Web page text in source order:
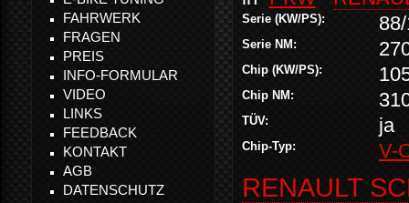
Serie (KW/PS):
Serie NM:
Chip (KW/PS):
Chip NM:
TÜV: ja
Chip-Typ: V-
RENAULT
FAHRWERK
FRAGEN
PREIS
INFO-FORMULAR
VIDEO
LINKS
FEEDBACK
KONTAKT
AGB
DATENSCHUTZ